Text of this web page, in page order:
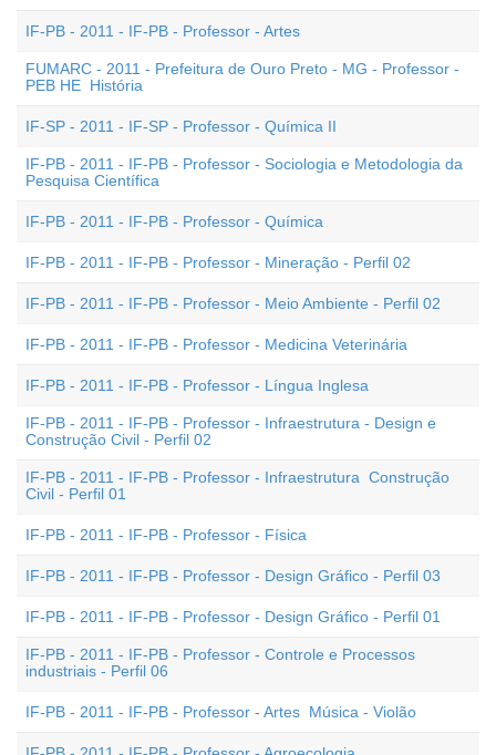
IF-PB - 2011 - IF-PB - Professor - Artes
FUMARC - 2011 - Prefeitura de Ouro Preto - MG - Professor -
PEB HE  História
IF-SP - 2011 - IF-SP - Professor - Química II
IF-PB - 2011 - IF-PB - Professor - Sociologia e Metodologia da
Pesquisa Científica
IF-PB - 2011 - IF-PB - Professor - Química
IF-PB - 2011 - IF-PB - Professor - Mineração - Perfil 02
IF-PB - 2011 - IF-PB - Professor - Meio Ambiente - Perfil 02
IF-PB - 2011 - IF-PB - Professor - Medicina Veterinária
IF-PB - 2011 - IF-PB - Professor - Língua Inglesa
IF-PB - 2011 - IF-PB - Professor - Infraestrutura - Design e
Construção Civil - Perfil 02
IF-PB - 2011 - IF-PB - Professor - Infraestrutura  Construção
Civil - Perfil 01
IF-PB - 2011 - IF-PB - Professor - Física
IF-PB - 2011 - IF-PB - Professor - Design Gráfico - Perfil 03
IF-PB - 2011 - IF-PB - Professor - Design Gráfico - Perfil 01
IF-PB - 2011 - IF-PB - Professor - Controle e Processos
industriais - Perfil 06
IF-PB - 2011 - IF-PB - Professor - Artes  Música - Violão